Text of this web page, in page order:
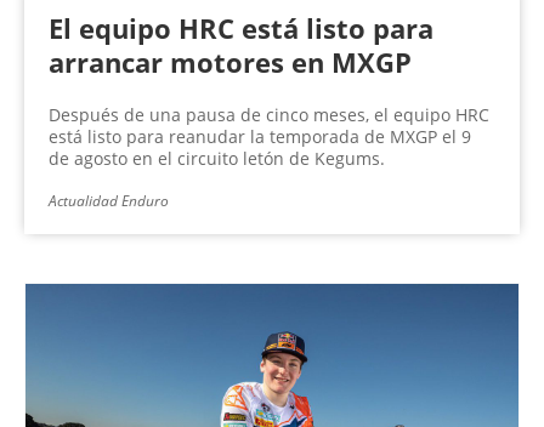
El equipo HRC está listo para
arrancar motores en MXGP
Después de una pausa de cinco meses, el equipo HRC
está listo para reanudar la temporada de MXGP el 9
de agosto en el circuito letón de Kegums.
Actualidad Enduro